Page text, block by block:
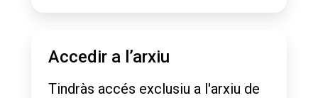
Accedir a l’arxiu
Tindràs accés exclusiu a l'arxiu de